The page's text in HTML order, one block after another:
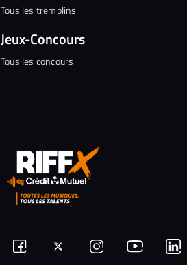
Tous les tremplins
Jeux-Concours
Tous les concours
Suivez-Suivez-Nous Nous